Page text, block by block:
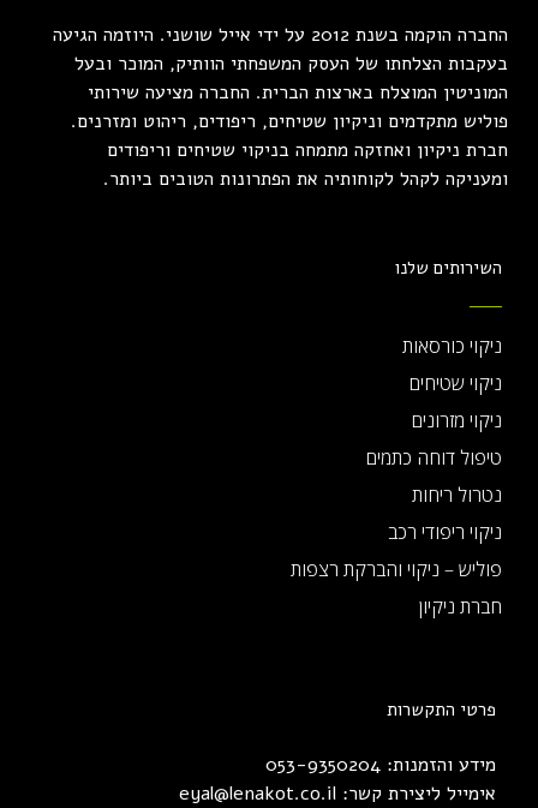
החברה הוקמה בשנת 2012 על ידי אייל שושני. היוזמה הגיעה
בעקבות הצלחתו של העסק המשפחתי הוותיק, המוכר ובעל
המוניטין המוצלח בארצות הברית. החברה מציעה שירותי
פוליש מתקדמים וניקיון שטיחים, ריפודים, ריהוט ומזרנים.
חברת ניקיון ואחזקה מתמחה בניקוי שטיחים וריפודים
ומעניקה לקהל לקוחותיה את הפתרונות הטובים ביותר.
השירותים שלנו
ניקוי כורסאות
ניקוי שטיחים
ניקוי מזרונים
טיפול דוחה כתמים
נטרול ריחות
ניקוי ריפודי רכב
פוליש – ניקוי והברקת רצפות
חברת ניקיון
פרטי התקשרות
מידע והזמנות: 053-9350204
אימייל ליצירת קשר: eyal@lenakot.co.il